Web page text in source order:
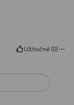
Užitočné (0)